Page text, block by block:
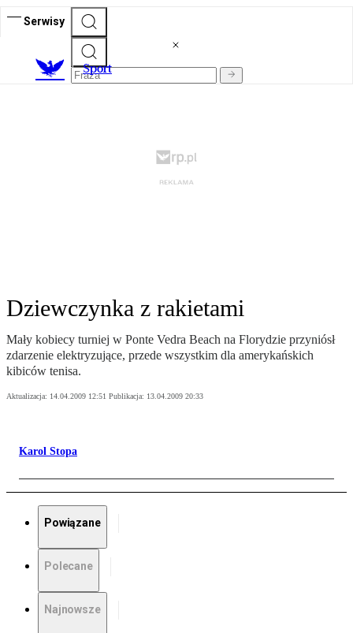
Serwisy
Sport
Dziewczynka z rakietami
Mały kobiecy turniej w Ponte Vedra Beach na Florydzie przyniósł
zdarzenie elektryzujące, przede wszystkim dla amerykańskich
kibiców tenisa.
Aktualizacja: 14.04.2009 12:51 Publikacja: 13.04.2009 20:33
Karol Stopa
Powiązane
Polecane
Najnowsze